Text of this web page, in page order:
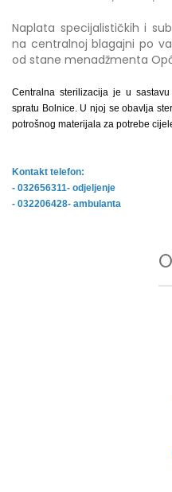
Naplata specijalističkih i
na centralnoj blagajni po
od stane menadžmenta
Centralna sterilizacija je u
spratu Bolnice. U njoj se obavlja
potrošnog materijala za potrebe
Kontakt telefon:
- 032656311- odjeljenje
- 032206428- ambulanta